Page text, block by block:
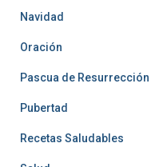
Navidad
Oración
Pascua de Resurrección
Pubertad
Recetas Saludables